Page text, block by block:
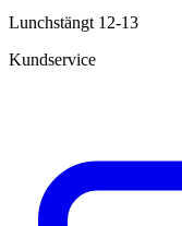
Lunchstängt 12-13
Kundservice